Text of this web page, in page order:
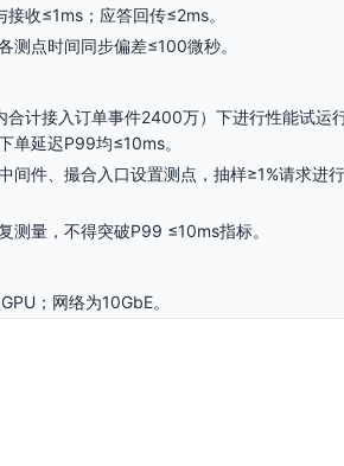
收≤1ms；应答回传≤2ms。
测点时间同步偏差≤100微秒。
计接入订单事件2400万）下进行性能试运
单延迟P99均≤10ms。
间件、撮合入口设置测点，抽样≥1%请求进
测量，不得突破P99 ≤10ms指标。
；网络为10GbE。